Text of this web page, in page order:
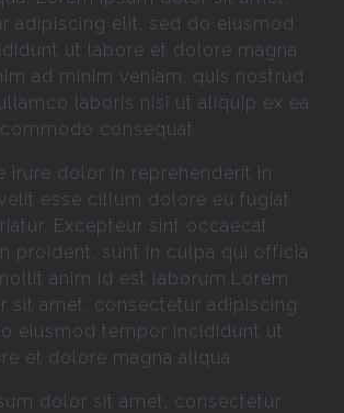
adipiscing elit, sed do eiusmod
ut labore et dolore magna
ad minim veniam, quis nostrud
laboris nisi ut aliquip ex ea
commodo consequat.
irure dolor in reprehenderit in
esse cillum dolore eu fugiat
Excepteur sint occaecat
proident, sunt in culpa qui officia
anim id est laborum.Lorem
sit amet, consectetur adipiscing
eiusmod tempor incididunt ut
et dolore magna aliqua.
dolor sit amet, consectetur